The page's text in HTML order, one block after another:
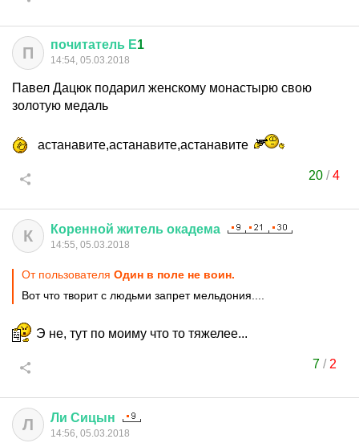
П почитатель Е1
14:54, 05.03.2018
Павел Дацюк подарил женскому монастырю свою
золотую медаль
астанавите,астанавите,астанавите
20 /4
К Коренной житель окадема
14:55, 05.03.2018
От пользователя Один в поле не воин.
Вот что творит с людьми запрет мельдония....
Э не, тут по моиму что то тяжелее...
7/ 2
Л Ли Сицын
14:56, 05.03.2018